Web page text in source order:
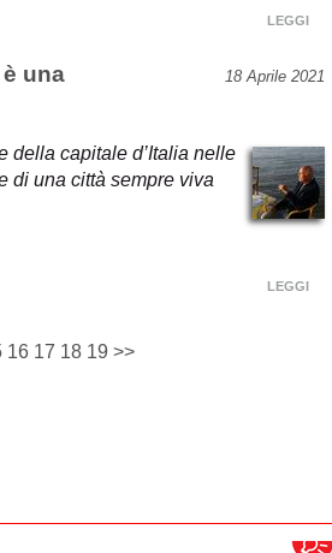
LEGGI
una
18 Aprile 2021
della capitale d’Italia nelle
di una città sempre viva
LEGGI
16 17 18 19 >>